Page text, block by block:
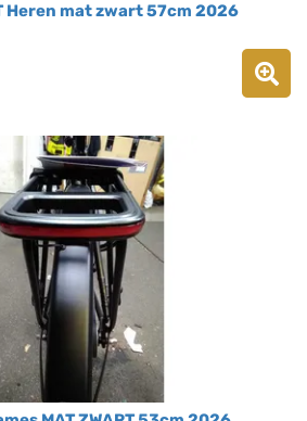
Heren mat zwart 57cm 2026